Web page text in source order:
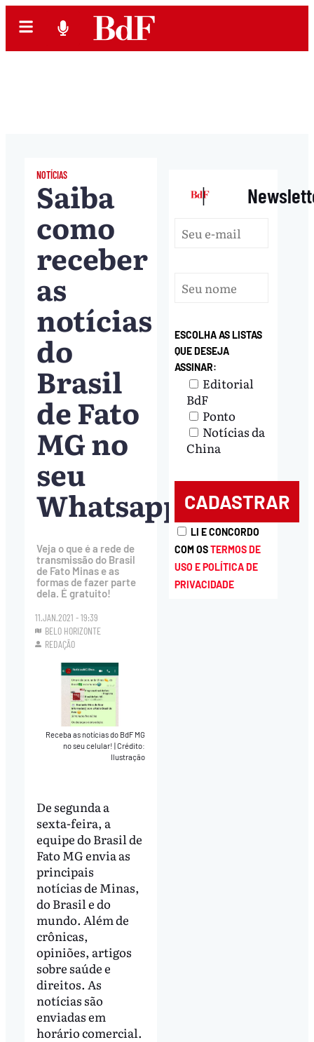
NOTÍCIAS
Saiba
como
receber
as
notícias
do
Brasil
de Fato
MG no
seu
Whatsapp
Veja o que é a rede de
transmissão do Brasil
de Fato Minas e as
formas de fazer parte
dela. É gratuito!
11.JAN.2021 - 19:39
BELO HORIZONTE
REDAÇÃO
Receba as notícias do BdF MG
no seu celular! Crédito:
Ilustração
De segunda a
sexta-feira, a
equipe do Brasil de
Fato MG envia as
principais
notícias de Minas,
do Brasil e do
mundo. Além de
crônicas,
opiniões, artigos
sobre saúde e
direitos. As
notícias são
enviadas em
horário comercial.
|
ESCOLHA AS LISTAS
QUE DESEJA
ASSINAR:
Editorial
BdF
Ponto
Notícias da
China
LI E CONCORDO
COM OSTERMOS DE
USO E POLÍTICA DE
PRIVACIDADE